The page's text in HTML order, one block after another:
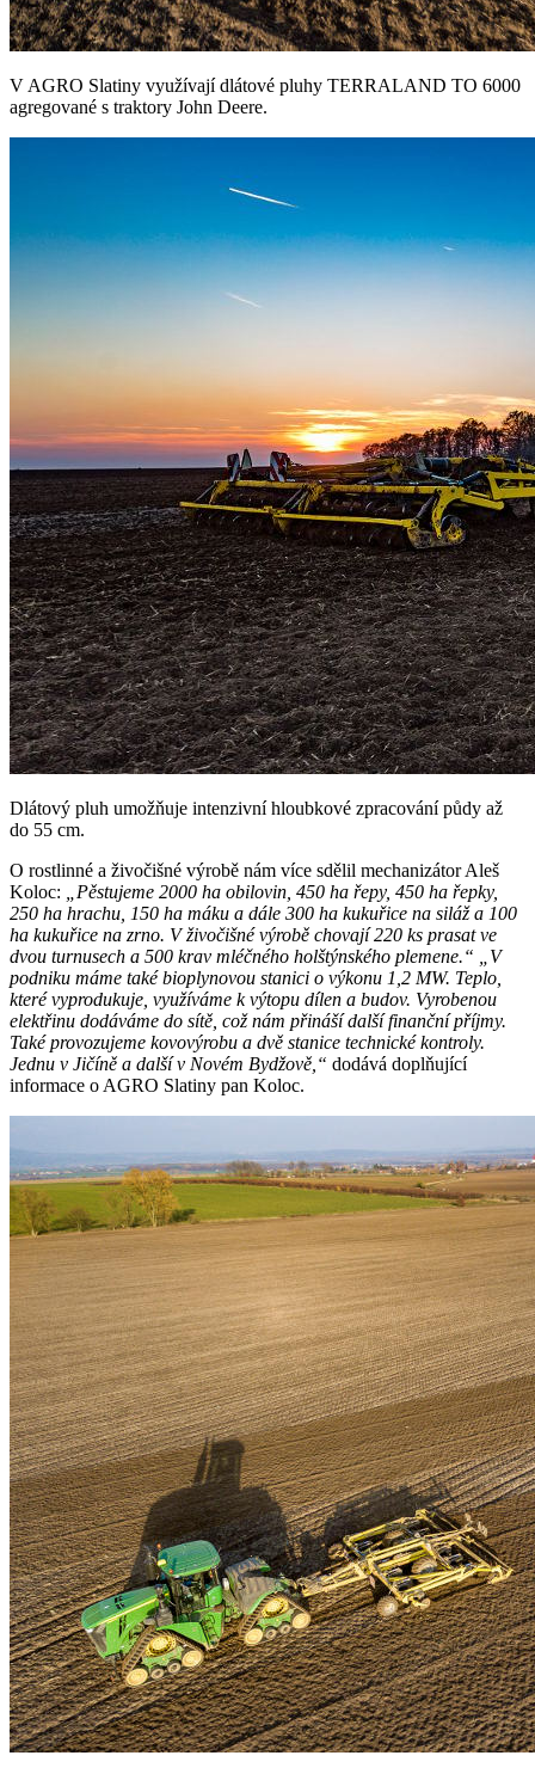
V AGRO Slatiny využívají dlátové pluhy TERRALAND TO 6000
agregované s traktory John Deere.
Dlátový pluh umožňuje intenzivní hloubkové zpracování půdy až
do 55 cm.
O rostlinné a živočišné výrobě nám více sdělil mechanizátor Aleš
Koloc:
„Pěstujeme 2000 ha obilovin, 450 ha řepy, 450 ha řepky,
250 ha hrachu, 150 ha máku a dále 300 ha kukuřice na siláž a 100
ha kukuřice na zrno. V živočišné výrobě chovají 220 ks prasat ve
dvou turnusech a 500 krav mléčného holštýnského plemene.“
„V
podniku máme také bioplynovou stanici o výkonu 1,2 MW. Teplo,
které vyprodukuje, využíváme k výtopu dílen a budov. Vyrobenou
elektřinu dodáváme do sítě, což nám přináší další finanční příjmy.
Také provozujeme kovovýrobu a dvě stanice technické kontroly.
Jednu v Jičíně a další v Novém Bydžově,“ dodává doplňující
informace o AGRO Slatiny pan Koloc.